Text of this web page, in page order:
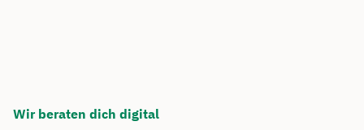
Wir beraten dich digital